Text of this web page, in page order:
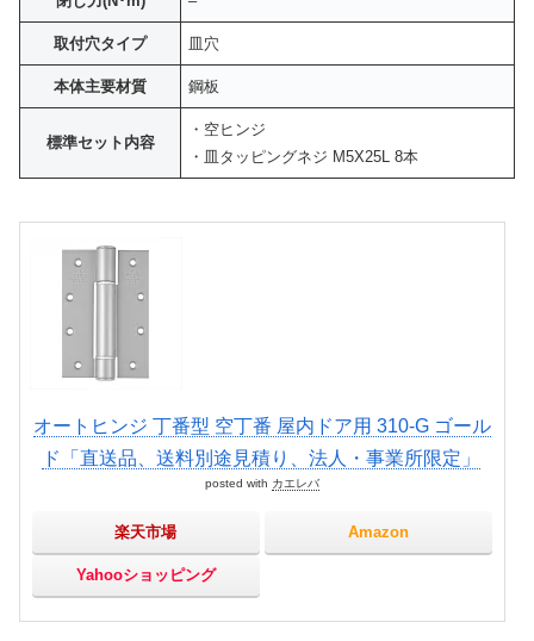
取付穴タイプ 皿穴
本体主要材質 鋼板
標準セット内容
・空ヒンジ
・皿タッピングネジ M5X25L 8本
オートヒンジ 丁番型 空丁番 屋内ドア用 310-G ゴール
ド「直送品、送料別途見積り、法人・事業所限定」
posted with カエレバ
楽天市場 Amazon
Yahooショッピング